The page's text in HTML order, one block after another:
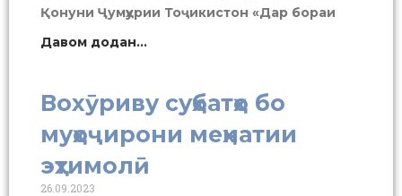
Қонуни Ҷумҳурии Тоҷикистон «Дар бораи
Давом додан...
Вохӯриву суҳбатҳо бо
муҳоҷирони меҳнатии
эҳтимолӣ
26.09.2023